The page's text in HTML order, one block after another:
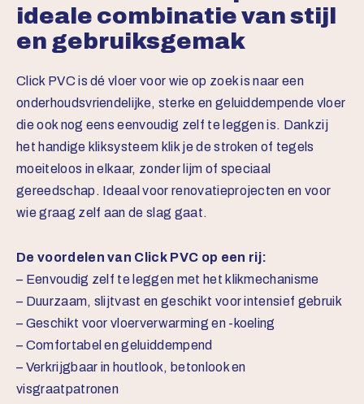
ideale combinatie van stijl
en gebruiksgemak
Click PVC is dé vloer voor wie op zoek is naar een
onderhoudsvriendelijke, sterke en geluiddempende vloer
die ook nog eens eenvoudig zelf te leggen is. Dankzij
het handige kliksysteem klik je de stroken of tegels
moeiteloos in elkaar, zonder lijm of speciaal
gereedschap. Ideaal voor renovatieprojecten en voor
wie graag zelf aan de slag gaat.
De voordelen van Click PVC op een rij:
– Eenvoudig zelf te leggen met het klikmechanisme
– Duurzaam, slijtvast en geschikt voor intensief gebruik
– Geschikt voor vloerverwarming en -koeling
– Comfortabel en geluiddempend
– Verkrijgbaar in houtlook, betonlook en
visgraatpatronen